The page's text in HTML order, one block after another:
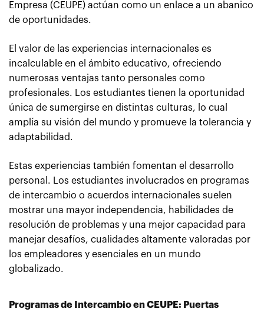
Empresa (CEUPE) actúan como un enlace a un abanico
de oportunidades.
El valor de las experiencias internacionales es
incalculable en el ámbito educativo, ofreciendo
numerosas ventajas tanto personales como
profesionales. Los estudiantes tienen la oportunidad
única de sumergirse en distintas culturas, lo cual
amplía su visión del mundo y promueve la tolerancia y
adaptabilidad.
Estas experiencias también fomentan el desarrollo
personal. Los estudiantes involucrados en programas
de intercambio o acuerdos internacionales suelen
mostrar una mayor independencia, habilidades de
resolución de problemas y una mejor capacidad para
manejar desafíos, cualidades altamente valoradas por
los empleadores y esenciales en un mundo
globalizado.
Programas de Intercambio en CEUPE: Puertas